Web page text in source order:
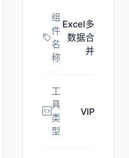
组
件
名
称
Excel多
数据合
并
工
具
类
型
VIP